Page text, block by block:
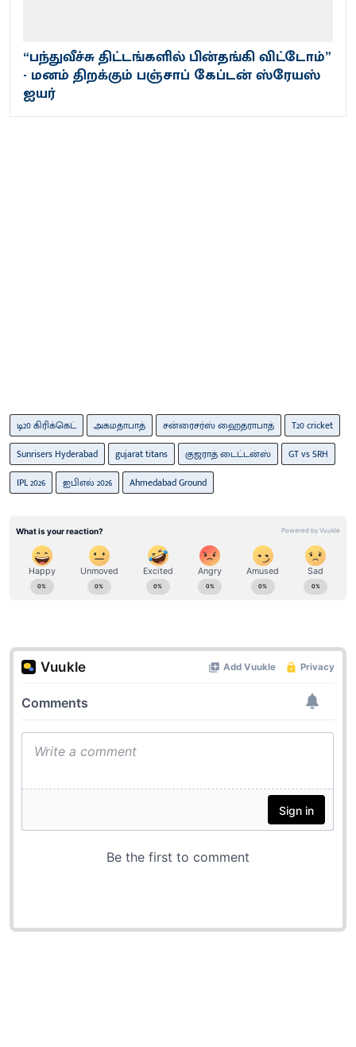
“பந்துவீச்சு திட்டங்களில் பின்தங்கி விட்டோம்”
- மனம் திறக்கும் பஞ்சாப் கேப்டன் ஸ்ரேயஸ்
ஐயர்
டி20 கிரிக்கெட் அகமதாபாத் சன்ரைசர்ஸ் ஹைதராபாத்
T20 cricket
Sunrisers Hyderabad
gujarat titans குஜராத் டைட்டன்ஸ்
GT vs SRH
IPL 2026
ஐபிஎல் 2026 Ahmedabad Ground